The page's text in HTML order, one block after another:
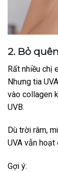
2. Bỏ
Rất nhiều chị
Nhưng tia
vào collagen
UVB.
Dù trời râm,
UVA vẫn
Gợi ý: